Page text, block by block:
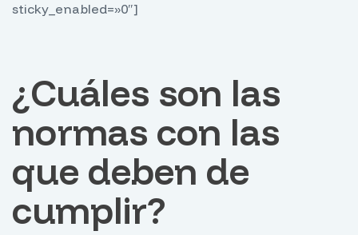
sticky_enabled=»0″]
¿Cuáles son las
normas con las
que deben de
cumplir?